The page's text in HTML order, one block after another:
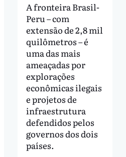
A fronteira Brasil-
Peru – com
extensão de 2,8 mil
quilômetros – é
uma das mais
ameaçadas por
explorações
econômicas ilegais
e projetos de
infraestrutura
defendidos pelos
governos dos dois
países.